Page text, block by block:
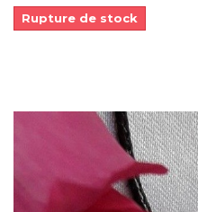
Rupture de stock